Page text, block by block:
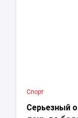
Спорт
Серьезный